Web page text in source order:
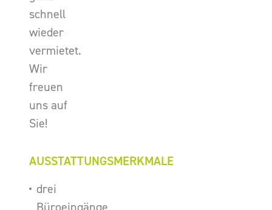
schnell
wieder
vermietet.
Wir
freuen
uns auf
Sie!
AUSSTATTUNGSMERKMALE
drei